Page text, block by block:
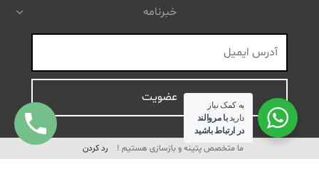
خبرنامه
ما متخصص پتینه و بازسازی هستیم ! رد کردن
به کمک نیاز
داریدبا مروالند
در ارتباط باشید